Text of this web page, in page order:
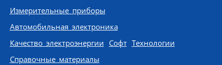
Измерительные приборы
Автомобильная электроника
Качество электроэнергии Софт Технологии
Справочные материалы